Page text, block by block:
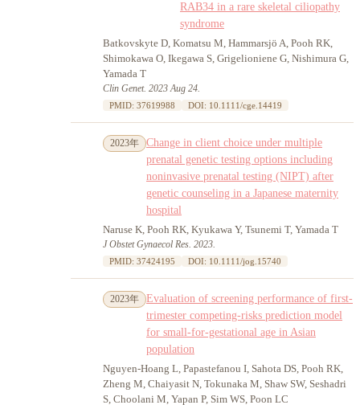
RAB34 in a rare skeletal ciliopathy
syndrome
Batkovskyte D, Komatsu M, Hammarsjö A, Pooh RK,
Shimokawa O, Ikegawa S, Grigelioniene G, Nishimura G,
Yamada T
Clin Genet. 2023 Aug 24.
PMID: 37619988 DOI: 10.1111/cge.14419
2023年
Change in client choice under multiple
prenatal genetic testing options including
noninvasive prenatal testing (NIPT) after
genetic counseling in a Japanese maternity
hospital
Naruse K, Pooh RK, Kyukawa Y, Tsunemi T, Yamada T
J Obstet Gynaecol Res. 2023.
PMID: 37424195 DOI: 10.1111/jog.15740
2023年
Evaluation of screening performance of first-
trimester competing-risks prediction model
for small-for-gestational age in Asian
population
Nguyen-Hoang L, Papastefanou I, Sahota DS, Pooh RK,
Zheng M, Chaiyasit N, Tokunaka M, Shaw SW, Seshadri
S, Choolani M, Yapan P, Sim WS, Poon LC